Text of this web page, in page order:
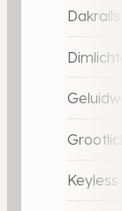
Dakrails
Keyless